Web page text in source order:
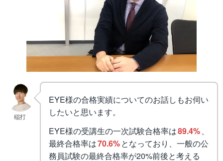
稲打
EYE様の合格実績についてのお話しもお伺い
したいと思います。
EYE様の受講生の一次試験合格率は89.4%、
最終合格率は70.6%となっており、一般の公
務員試験の最終合格率が20%前後と考える